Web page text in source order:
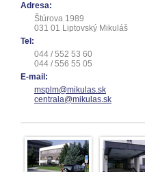
Adresa:
Štúrova 1989
031 01 Liptovský Mikuláš
Tel:
044 / 552 53 60
044 / 556 55 05
E-mail:
msplm@mikulas.sk
centrala@mikulas.sk